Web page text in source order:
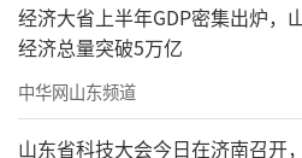
实行“长短弹性课时”
车安排、错峰就餐、每
经济大省上半年GDP密集出炉，
经济总量突破5万亿
中华网山东频道
山东省科技大会今日在济南召开